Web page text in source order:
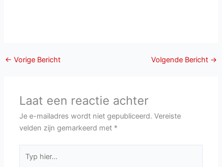
← Vorige Bericht Volgende Bericht →
Laat een reactie achter
Je e-mailadres wordt niet gepubliceerd. Vereiste
velden zijn gemarkeerd met *
hier...